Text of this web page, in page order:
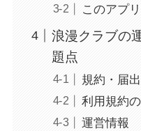
このアプ
浪漫クラブの
題点
規約・届
利用規約
運営情報